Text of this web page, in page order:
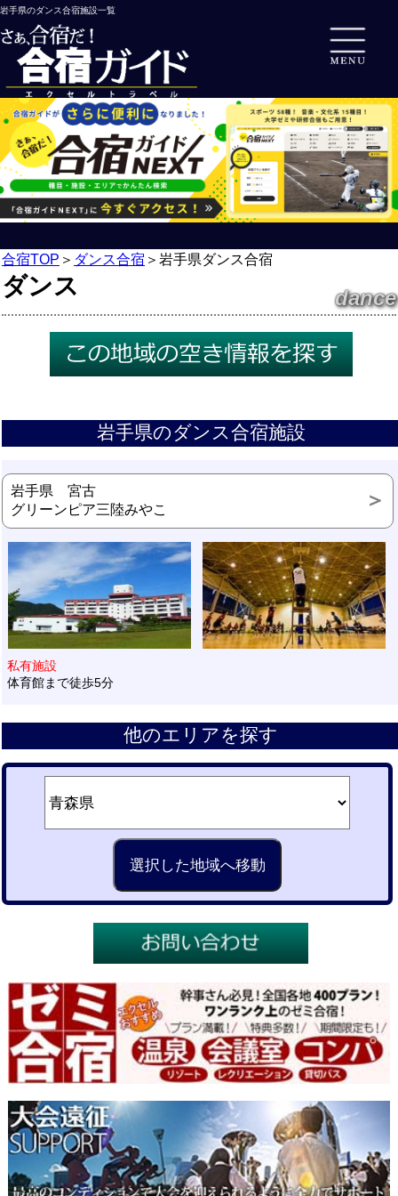
岩手県のダンス合宿施設一覧
合宿TOP ＞ ダンス合宿 ＞ 岩手県ダンス合宿
ダンス dance
岩手県のダンス合宿施設
岩手県 宮古
グリーンピア三陸みやこ
私有施設
体育館まで徒歩5分
他のエリアを探す